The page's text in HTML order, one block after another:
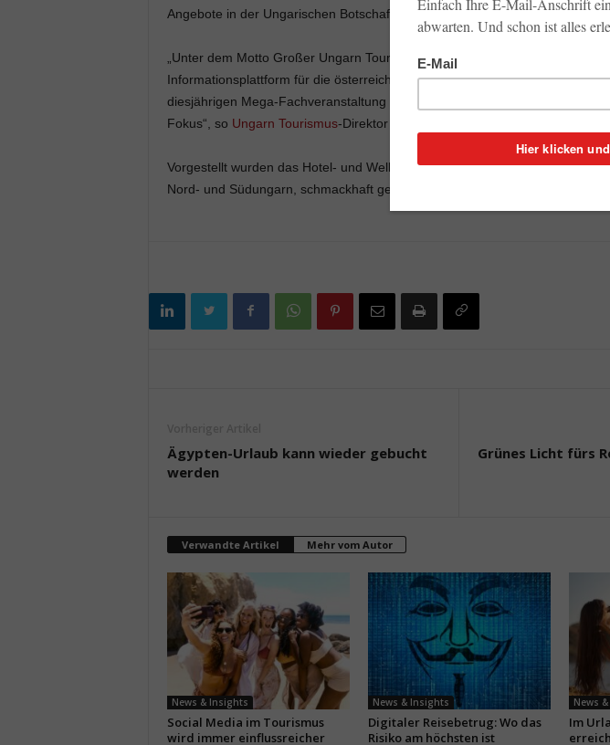
Angebote in der Ungarischen Botschaft in Wien präsentiert.
„Unter dem Motto Großer Ungarn Tourismustag haben wir eine
Informationsplattform für die österreichische und ungarische
diesjährigen Mega-Fachveranstaltung standen Budapest und Umgebung
Fokus“, so Ungarn Tourismus-Direktor Balázs Kovács über die Zielsetzungen.
Vorgestellt wurden das Hotel- und Wellness-Angebot in Budapest und
Nord- und Südungarn, schmackhaft gemacht mit kulinarischen Leckerbissen.
Ägypten-Urlaub kann wieder gebucht
werden
Grünes Licht fürs
Verwandte Artikel Mehr vom Autor
News & Insights
Social Media im Tourismus
wird immer einflussreicher
News & Insights
Digitaler Reisebetrug: Wo das
Risiko am höchsten ist
News
Im